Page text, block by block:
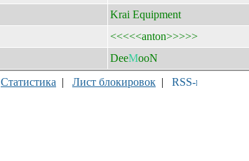
Krai Equipment
<<<<<anton>>>>>
DeeМooN
Статистика | Лист блокировок |